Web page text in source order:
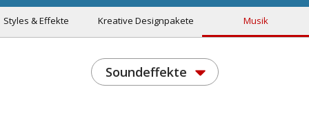
Styles & Effekte Kreative Designpakete Musik
Soundeffekte